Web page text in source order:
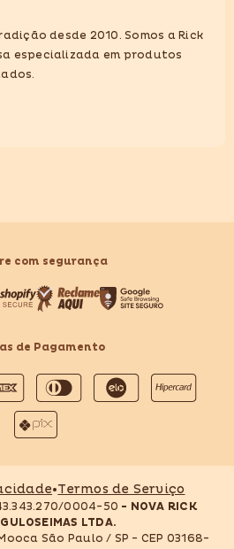
desde 2010. Somos a Rick
especializada em produtos
com segurança
de Pagamento
Formas
pagamento
•Termos de Serviço
0004-50 - NOVA RICK
LTDA.
São Paulo / SP - CEP 03168-